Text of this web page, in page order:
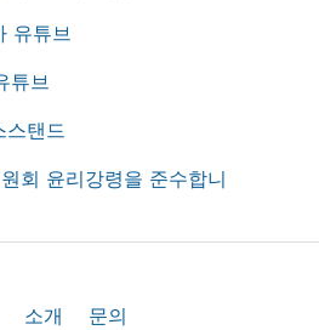
소개
문의